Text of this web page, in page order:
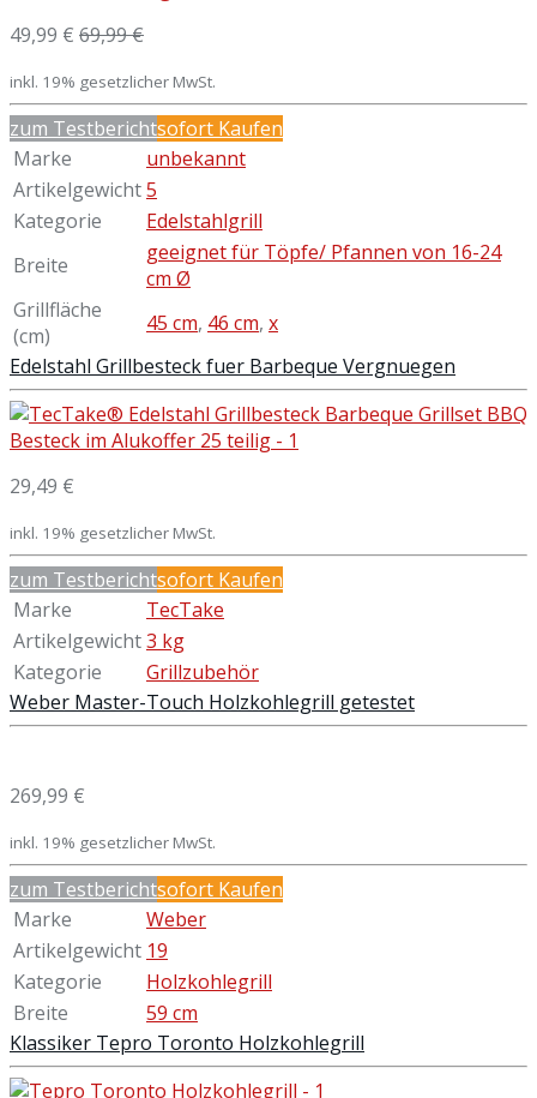
49,99 € 69,99 €
inkl. 19% gesetzlicher MwSt.
zum Testberichtsofort Kaufen
Marke
unbekannt
Artikelgewicht5
Kategorie
Edelstahlgrill
Breite
geeignet für Töpfe/ Pfannen von 16-24
cm Ø
Grillfläche
(cm)
45 cm, 46 cm, x
Edelstahl Grillbesteck fuer Barbeque Vergnuegen
29,49 €
inkl. 19% gesetzlicher MwSt.
zum Testberichtsofort Kaufen
Marke
TecTake
Artikelgewicht3 kg
Kategorie
Grillzubehör
Weber Master-Touch Holzkohlegrill getestet
269,99 €
inkl. 19% gesetzlicher MwSt.
zum Testberichtsofort Kaufen
Marke
Weber
Artikelgewicht 19
Kategorie
Holzkohlegrill
Breite
59 cm
Klassiker Tepro Toronto Holzkohlegrill